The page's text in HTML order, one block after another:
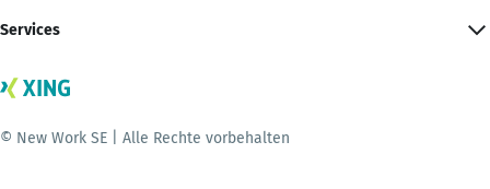
Services
© New Work SE | Alle Rechte vorbehalten